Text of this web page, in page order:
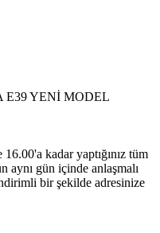
E39 YENİ MODEL
kadar yaptığınız tüm
aynı gün içinde anlaşmalı
bir şekilde adresinize